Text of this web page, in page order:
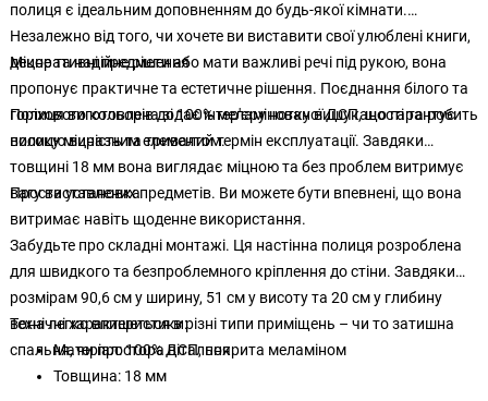
полиця є ідеальним доповненням до будь-якої кімнати.
Незалежно від того, чи хочете ви виставити свої улюблені книги,
декоративні предмети або мати важливі речі під рукою, вона
пропонує практичне та естетичне рішення. Поєднання білого та
горіхового кольорів додає інтер'єру нотку вишуканості та робить
полицю виразним елементом.
Міцне та надійне рішення
Полиця виготовлена зі 100% меламінованої ДСП, що гарантує
високу міцність та тривалий термін експлуатації. Завдяки
товщині 18 мм вона виглядає міцною та без проблем витримує
вагу виставлених предметів. Ви можете бути впевнені, що вона
витримає навіть щоденне використання.
Проста установка
Забудьте про складні монтажі. Ця настінна полиця розроблена
для швидкого та безпроблемного кріплення до стіни. Завдяки
розмірам 90,6 см у ширину, 51 см у висоту та 20 см у глибину
вона легко впишеться в різні типи приміщень – чи то затишна
спальня, чи простора вітальня.
Технічні характеристики:
Матеріал: 100% ДСП, покрита меламіном
Товщина: 18 мм